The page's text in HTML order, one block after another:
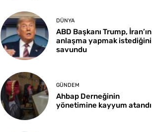
DÜNYA
ABD Başkanı Trump, İran’ın
anlaşma yapmak istediğini
savundu
GÜNDEM
Ahbap Derneğinin
yönetimine kayyum atandı